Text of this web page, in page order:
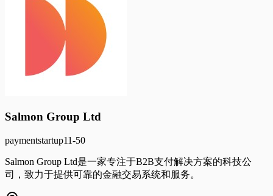
Salmon Group Ltd
paymentstartup11-50
Salmon Group Ltd是一家专注于B2B支付解决方案的科技公
司，致力于提供可靠的金融交易系统和服务。